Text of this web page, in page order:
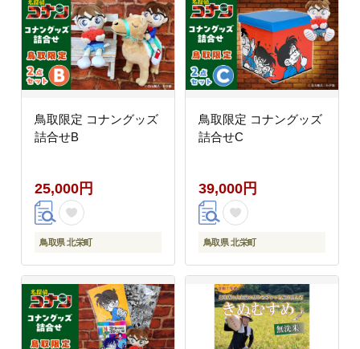
鳥取限定 コナングッズ
詰合せB
25,000円
鳥取県 北栄町
鳥取限定 コナングッズ
詰合せC
39,000円
鳥取県 北栄町